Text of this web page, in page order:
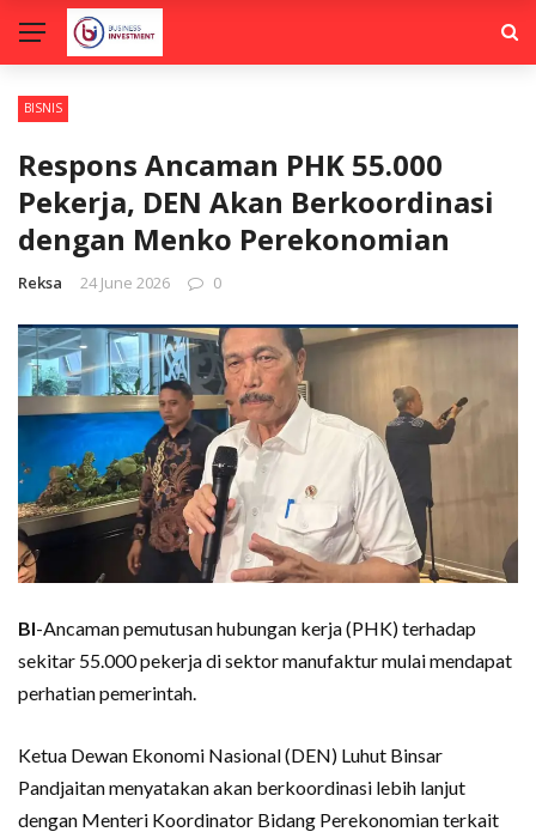
BISNIS
Respons Ancaman PHK 55.000
Pekerja, DEN Akan Berkoordinasi
dengan Menko Perekonomian
Reksa 24 June 2026 0
BI-Ancaman pemutusan hubungan kerja (PHK) terhadap
sekitar 55.000 pekerja di sektor manufaktur mulai mendapat
perhatian pemerintah.
Ketua Dewan Ekonomi Nasional (DEN) Luhut Binsar
Pandjaitan menyatakan akan berkoordinasi lebih lanjut
dengan Menteri Koordinator Bidang Perekonomian terkait